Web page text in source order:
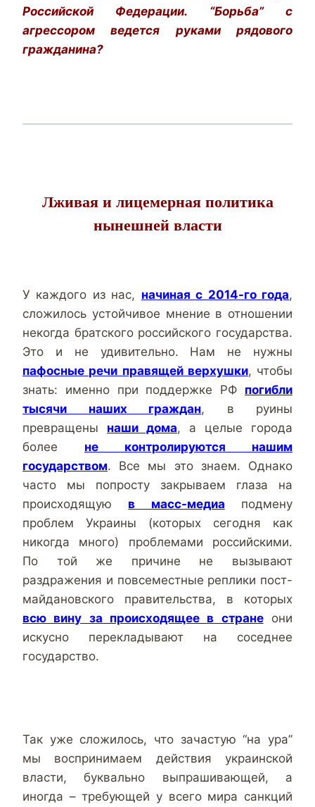
Российской Федерации. “Борьба” с
агрессором ведется руками рядового
гражданина?
Лживая и лицемерная политика
нынешней власти
У каждого из нас, начиная с 2014-го года,
сложилось устойчивое мнение в отношении
некогда братского российского государства.
Это и не удивительно. Нам не нужны
пафосные речи правящей верхушки, чтобы
знать: именно при поддержке РФ погибли
тысячи наших граждан, в руины
превращены наши дома, а целые города
более не контролируются нашим
государством. Все мы это знаем. Однако
часто мы попросту закрываем глаза на
происходящую в масс-медиа подмену
проблем Украины (которых сегодня как
никогда много) проблемами российскими.
По той же причине не вызывают
раздражения и повсеместные реплики пост-
майдановского правительства, в которых
всю вину за происходящее в странеони
искусно перекладывают на соседнее
государство.
Так уже сложилось, что зачастую “на ура”
мы воспринимаем действия украинской
власти, буквально выпрашивающей, а
иногда – требующей у всего мира санкций